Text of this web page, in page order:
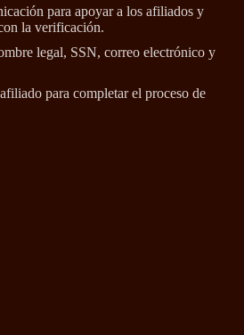
para apoyar a los afiliados y
la verificación.
legal, SSN, correo electrónico y
para completar el proceso de